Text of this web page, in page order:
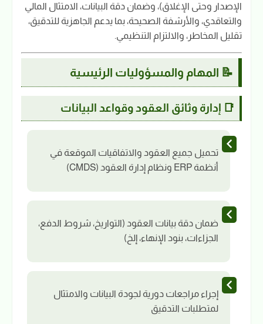
الإصدار وحتى الإغلاق)، وضمان دقة البيانات، الامتثال المالي
والتعاقدي، والأرشفة الصحيحة، بما يدعم الجاهزية للتدقيق،
تقليل المخاطر، والالتزام التنظيمي.
📝 المهام والمسؤوليات الرئيسية
📑 إدارة وثائق العقود وقواعد البيانات
تحميل جميع العقود والاتفاقيات الموقعة في
أنظمة ERP ونظام إدارة العقود (CMDS)
ضمان دقة بيانات العقود (التواريخ، شروط الدفع،
الجزاءات، بنود الإنهاء، إلخ)
إجراء مراجعات دورية لجودة البيانات والامتثال
لمتطلبات التدقيق